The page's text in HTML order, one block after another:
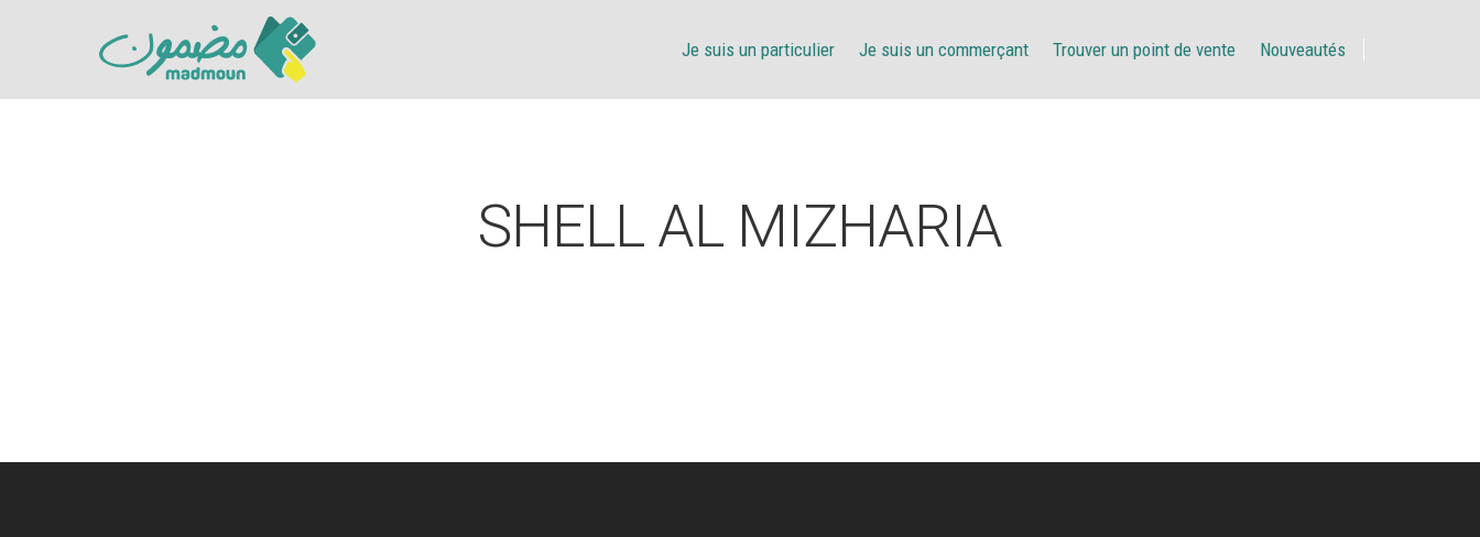
Je suis un particulier Je suis un commerçant Trouver un point de vente Nouveautés
SHELL AL MIZHARIA